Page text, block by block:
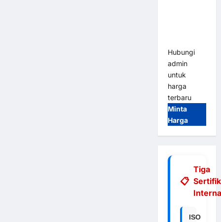
Hubungi
admin
untuk
harga
terbaru
Minta
Harga
Tiga
ISO